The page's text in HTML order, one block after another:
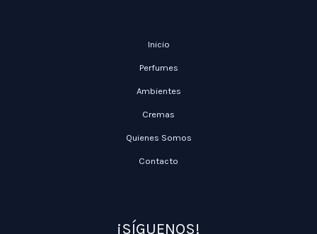
Inicio
Perfumes
Ambientes
Cremas
Quienes Somos
Contacto
¡SÍGUENOS!